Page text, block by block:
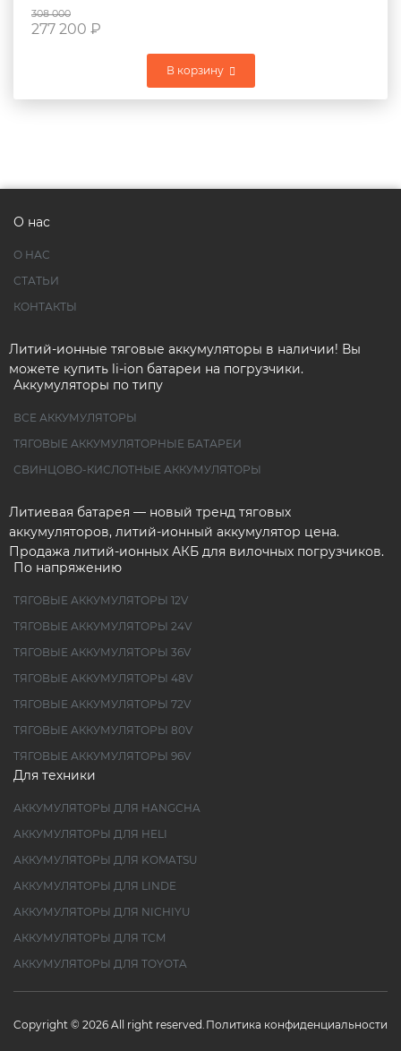
308 000
277 200 ₽
В корзину
О нас
О НАС
СТАТЬИ
КОНТАКТЫ
Литий-ионные тяговые аккумуляторы в наличии! Вы
можете купить li-ion батареи на погрузчики.
Аккумуляторы по типу
ВСЕ АККУМУЛЯТОРЫ
ТЯГОВЫЕ АККУМУЛЯТОРНЫЕ БАТАРЕИ
СВИНЦОВО-КИСЛОТНЫЕ АККУМУЛЯТОРЫ
Литиевая батарея — новый тренд тяговых
аккумуляторов, литий-ионный аккумулятор цена.
Продажа литий-ионных АКБ для вилочных погрузчиков.
По напряжению
ТЯГОВЫЕ АККУМУЛЯТОРЫ 12V
ТЯГОВЫЕ АККУМУЛЯТОРЫ 24V
ТЯГОВЫЕ АККУМУЛЯТОРЫ 36V
ТЯГОВЫЕ АККУМУЛЯТОРЫ 48V
ТЯГОВЫЕ АККУМУЛЯТОРЫ 72V
ТЯГОВЫЕ АККУМУЛЯТОРЫ 80V
ТЯГОВЫЕ АККУМУЛЯТОРЫ 96V
Для техники
АККУМУЛЯТОРЫ ДЛЯ HANGCHA
АККУМУЛЯТОРЫ ДЛЯ HELI
АККУМУЛЯТОРЫ ДЛЯ KOMATSU
АККУМУЛЯТОРЫ ДЛЯ LINDE
АККУМУЛЯТОРЫ ДЛЯ NICHIYU
АККУМУЛЯТОРЫ ДЛЯ TCM
АККУМУЛЯТОРЫ ДЛЯ TOYOTA
Copyright © 2026 All right reserved. Политика конфиденциальности